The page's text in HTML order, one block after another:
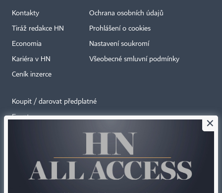
Kontakty
Tiráž redakce HN
Economia
Kariéra v HN
Ceník inzerce
Ochrana osobních údajů
Prohlášení o cookies
Nastavení soukromí
Všeobecné smluvní podmínky
Koupit / darovat předplatné
Eventy ×